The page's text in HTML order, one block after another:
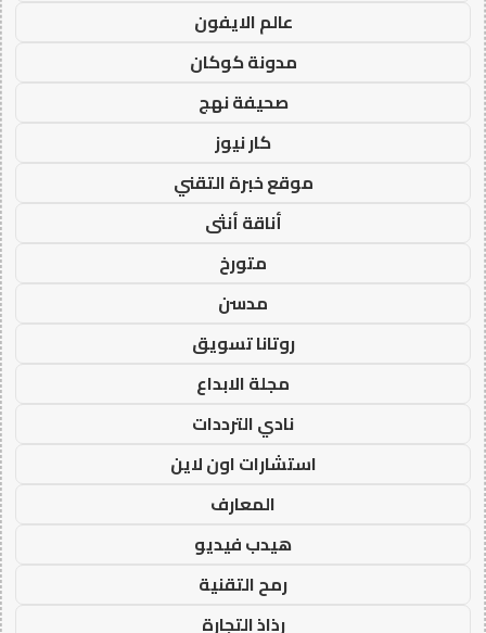
عالم الايفون
مدونة كوكان
صحيفة نهج
كار نيوز
موقع خبرة التقني
أناقة أنثى
متورخ
مدسن
روتانا تسويق
مجلة الابداع
نادي الترددات
استشارات اون لاين
المعارف
هيدب فيديو
رمح التقنية
رذاذ التجارة